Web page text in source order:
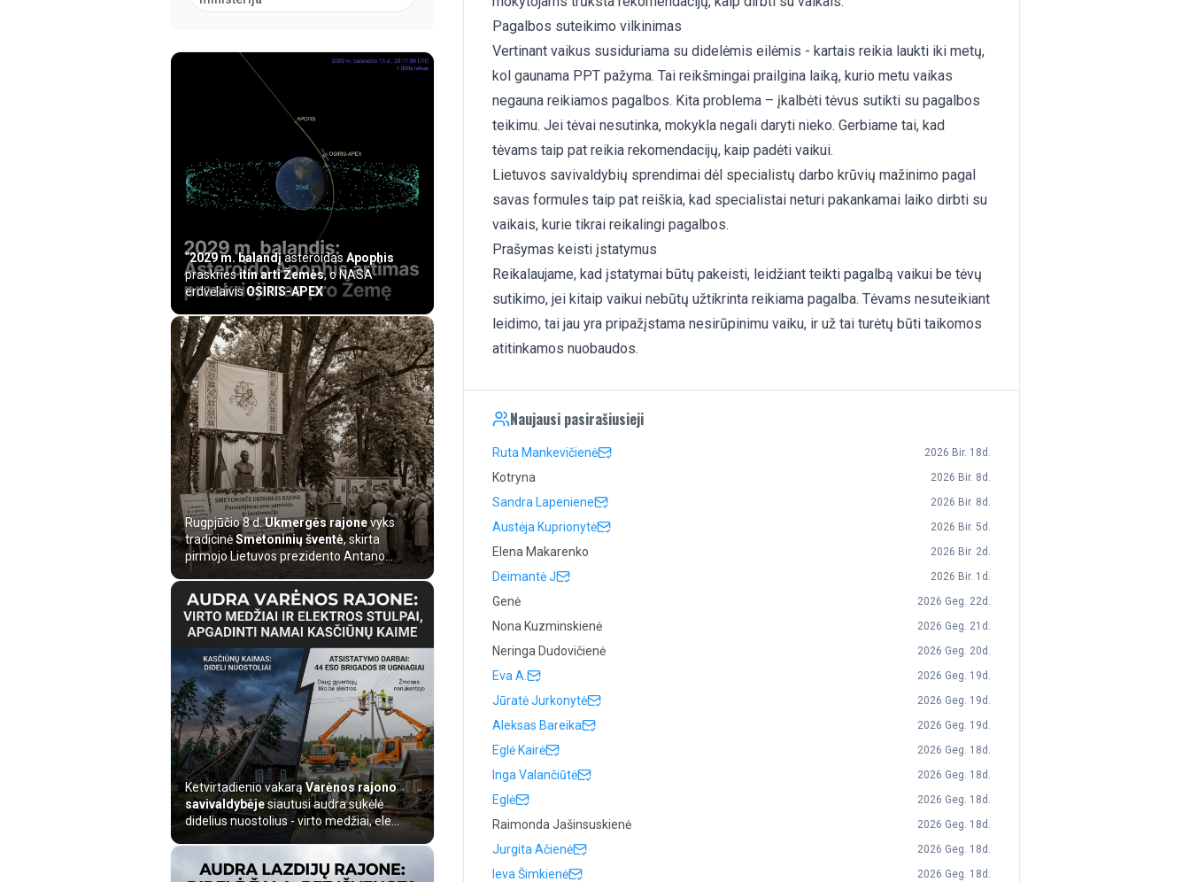
"2029 m. balandįasteroidas Apophis
praskriesitin arti Žemės, o NASA
erdvėlaivis OSIRIS-APEX
Rugpjūčio 8 d.Ukmergės rajonevyks
tradicinėSmetoninių šventė, skirta
pirmojo Lietuvos prezidento Antano...
Ketvirtadienio vakarąVarėnos rajono
savivaldybėjesiautusi audra sukėlė
didelius nuostolius - virto medžiai, ele...
Pagalbos suteikimo vilkinimas
Vertinant vaikus susiduriama su didelėmis eilėmis - kartais reikia laukti iki metų,
kol gaunama PPT pažyma. Tai reikšmingai prailgina laiką, kurio metu vaikas
negauna reikiamos pagalbos. Kita problema – įkalbėti tėvus sutikti su pagalbos
teikimu. Jei tėvai nesutinka, mokykla negali daryti nieko. Gerbiame tai, kad
tėvams taip pat reikia rekomendacijų, kaip padėti vaikui.
Lietuvos savivaldybių sprendimai dėl specialistų darbo krūvių mažinimo pagal
savas formules taip pat reiškia, kad specialistai neturi pakankamai laiko dirbti su
vaikais, kurie tikrai reikalingi pagalbos.
Prašymas keisti įstatymus
Reikalaujame, kad įstatymai būtų pakeisti, leidžiant teikti pagalbą vaikui be tėvų
sutikimo, jei kitaip vaikui nebūtų užtikrinta reikiama pagalba. Tėvams nesuteikiant
leidimo, tai jau yra pripažįstama nesirūpinimu vaiku, ir už tai turėtų būti taikomos
atitinkamos nuobaudos.
Naujausi pasirašiusieji
Ruta Mankevičienė 2026 Bir. 18d.
Kotryna 2026 Bir. 8d.
Sandra Lapeniene 2026 Bir. 8d.
Austėja Kuprionytė 2026 Bir. 5d.
Elena Makarenko 2026 Bir. 2d.
Deimantė J 2026 Bir. 1d.
Genė 2026 Geg. 22d.
Nona Kuzminskienė 2026 Geg. 21d.
Neringa Dudovičienė 2026 Geg. 20d.
Eva A. 2026 Geg. 19d.
Jūratė Jurkonytė 2026 Geg. 19d.
Aleksas Bareika 2026 Geg. 19d.
Eglė Kairė 2026 Geg. 18d.
Inga Valančiūtė 2026 Geg. 18d.
Eglė 2026 Geg. 18d.
Raimonda Jašinsuskienė 2026 Geg. 18d.
Jurgita Ačienė 2026 Geg. 18d.
Ieva Šimkienė 2026 Geg. 18d.